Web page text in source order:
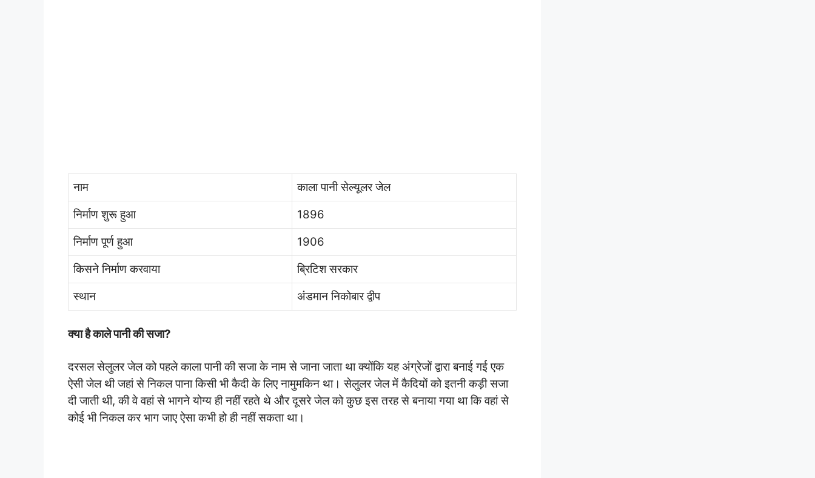
नाम
काला पानी सेल्यूलर जेल
निर्माण शुरू हुआ
1896
निर्माण पूर्ण हुआ
1906
किसने निर्माण करवाया
ब्रिटिश सरकार
स्थान
अंडमान निकोबार द्वीप
क्याहै काले पानी की सजा?
दरसल सेलुलर जेल को पहले काला पानी की सजा के नाम से जाना जाता था क्योंकि यह अंग्रेजों द्वारा बनाई गई एक
ऐसी जेल थी जहां से निकल पाना किसी भी कैदी के लिए नामुमकिन था। सेलुलर जेल में कैदियों को इतनी कड़ी सजा
दी जाती थी, की वे वहां से भागने योग्य ही नहीं रहते थे और दूसरे जेल को कुछ इस तरह से बनाया गया था कि वहां से
कोई भी निकल कर भाग जाए ऐसा कभी हो ही नहीं सकता था।